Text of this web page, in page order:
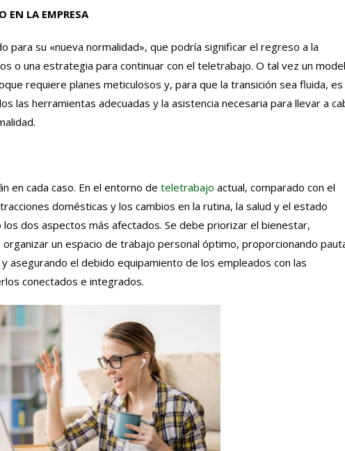
EN LA EMPRESA
para su «nueva normalidad», que podría significar el regreso a la
o una estrategia para continuar con el teletrabajo. O tal vez un
requiere planes meticulosos y, para que la transición sea fluida, es
las herramientas adecuadas y la asistencia necesaria para llevar a
en cada caso. En el entorno de teletrabajo actual, comparado con el
domésticas y los cambios en la rutina, la salud y el estado
dos aspectos más afectados. Se debe priorizar el bienestar,
un espacio de trabajo personal óptimo, proporcionando
asegurando el debido equipamiento de los empleados con las
conectados e integrados.